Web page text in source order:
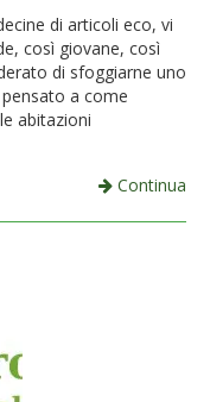
di articoli eco, vi
così giovane, così
di sfoggiarne uno
a come
abitazioni
Continua